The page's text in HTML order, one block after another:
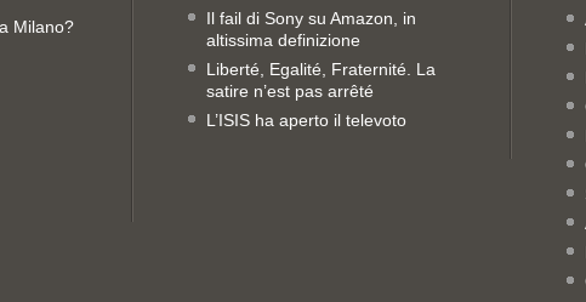
Milano?
Il fail di Sony su Amazon, in
altissima definizione
Liberté, Egalité, Fraternité. La
satire n’est pas arrêté
L’ISIS ha aperto il televoto